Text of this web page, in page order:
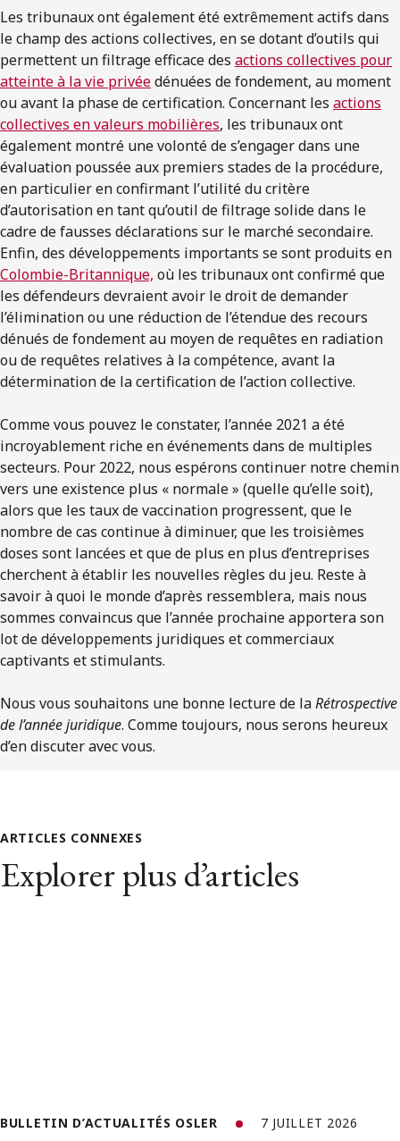
Les tribunaux ont également été extrêmement actifs dans
le champ des actions collectives, en se dotant d’outils qui
permettent un filtrage efficace des actions collectives pour
atteinte à la vie privéedénuées de fondement, au moment
ou avant la phase de certification. Concernant les actions
collectives en valeurs mobilières, les tribunaux ont
également montré une volonté de s’engager dans une
évaluation poussée aux premiers stades de la procédure,
en particulier en confirmant l’utilité du critère
d’autorisation en tant qu’outil de filtrage solide dans le
cadre de fausses déclarations sur le marché secondaire.
Enfin, des développements importants se sont produits en
Colombie-Britannique, où les tribunaux ont confirmé que
les défendeurs devraient avoir le droit de demander
l’élimination ou une réduction de l’étendue des recours
dénués de fondement au moyen de requêtes en radiation
ou de requêtes relatives à la compétence, avant la
détermination de la certification de l’action collective.
Comme vous pouvez le constater, l’année 2021 a été
incroyablement riche en événements dans de multiples
secteurs. Pour 2022, nous espérons continuer notre chemin
vers une existence plus « normale » (quelle qu’elle soit),
alors que les taux de vaccination progressent, que le
nombre de cas continue à diminuer, que les troisièmes
doses sont lancées et que de plus en plus d’entreprises
cherchent à établir les nouvelles règles du jeu. Reste à
savoir à quoi le monde d’après ressemblera, mais nous
sommes convaincus que l’année prochaine apportera son
lot de développements juridiques et commerciaux
captivants et stimulants.
Nous vous souhaitons une bonne lecture de laRétrospective
de l’année juridique. Comme toujours, nous serons heureux
d’en discuter avec vous.
ARTICLES CONNEXES
Explorer plus d’articles
BULLETIN D’ACTUALITÉS OSLER 7 JUILLET 2026